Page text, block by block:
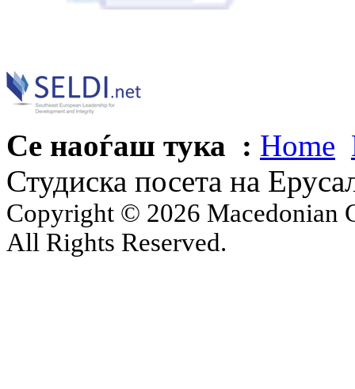
Се наоѓаш тука : Home
Студиска посета на
Copyright © 2026 Macedonian
All Rights Reserved.